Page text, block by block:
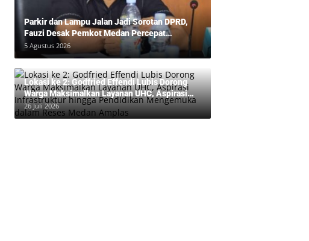
Parkir dan Lampu Jalan Jadi Sorotan DPRD,
Fauzi Desak Pemkot Medan Percepat
Pembenahan
5 Agustus 2026
Lokasi ke 2: Godfried Effendi Lubis Dorong
Warga Maksimalkan Layanan UHC, Aspirasi
Infrastruktur hingga Pendidikan Mengemuka
dalam Reses Medan Amplas
26 Juli 2026